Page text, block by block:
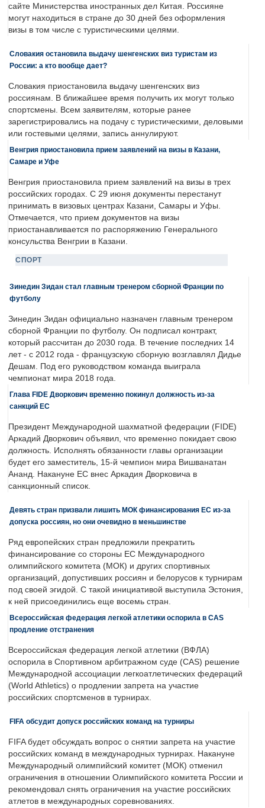
сайте Министерства иностранных дел Китая. Россияне
могут находиться в стране до 30 дней без оформления
визы в том числе с туристическими целями.
Словакия остановила выдачу шенгенских виз туристам из
России: а кто вообще дает?
Словакия приостановила выдачу шенгенских виз
россиянам. В ближайшее время получить их могут только
спортсмены. Всем заявителям, которые ранее
зарегистрировались на подачу с туристическими, деловыми
или гостевыми целями, запись аннулируют.
Венгрия приостановила прием заявлений на визы в Казани,
Самаре и Уфе
Венгрия приостановила прием заявлений на визы в трех
российских городах. С 29 июня документы перестанут
принимать в визовых центрах Казани, Самары и Уфы.
Отмечается, что прием документов на визы
приостанавливается по распоряжению Генерального
консульства Венгрии в Казани.
СПОРТ
Зинедин Зидан стал главным тренером сборной Франции по
футболу
Зинедин Зидан официально назначен главным тренером
сборной Франции по футболу. Он подписал контракт,
который рассчитан до 2030 года. В течение последних 14
лет - с 2012 года - французскую сборную возглавлял Дидье
Дешам. Под его руководством команда выиграла
чемпионат мира 2018 года.
Глава FIDE Дворкович временно покинул должность из-за
санкций ЕС
Президент Международной шахматной федерации (FIDE)
Аркадий Дворкович объявил, что временно покидает свою
должность. Исполнять обязанности главы организации
будет его заместитель, 15-й чемпион мира Вишванатан
Ананд. Накануне ЕС внес Аркадия Дворковича в
санкционный список.
Девять стран призвали лишить МОК финансирования ЕС из-за
допуска россиян, но они очевидно в меньшинстве
Ряд европейских стран предложили прекратить
финансирование со стороны ЕС Международного
олимпийского комитета (МОК) и других спортивных
организаций, допустивших россиян и белорусов к турнирам
под своей эгидой. С такой инициативой выступила Эстония,
к ней присоединились еще восемь стран.
Всероссийская федерация легкой атлетики оспорила в CAS
продление отстранения
Всероссийская федерация легкой атлетики (ВФЛА)
оспорила в Спортивном арбитражном суде (CAS) решение
Международной ассоциации легкоатлетических федераций
(World Athletics) о продлении запрета на участие
российских спортсменов в турнирах.
FIFA обсудит допуск российских команд на турниры
FIFA будет обсуждать вопрос о снятии запрета на участие
российских команд в международных турнирах. Накануне
Международный олимпийский комитет (МОК) отменил
ограничения в отношении Олимпийского комитета России и
рекомендовал снять ограничения на участие российских
атлетов в международных соревнованиях.